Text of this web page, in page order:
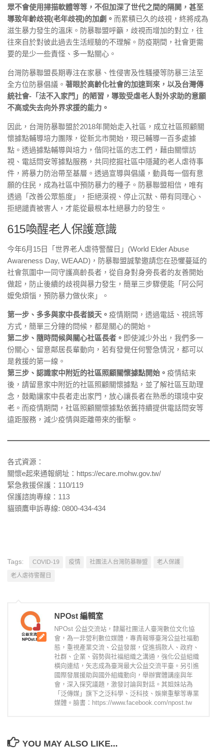
眾不會使用掃描軟體等等，不但加深了世代之間的隔閡，甚至
導致年齡歧視(老年歧視)的加劇。 而累積已久的歧視，終將成為
滋生暴力發生的溫床。防暴聯盟呼籲，歧視而增加的對立，往
往來自於對彼此過去生活經驗的不理解。防疫期間，社會更需
要的是少一些責怪、多一點關心。
台灣防暴聯盟長期專注在家暴、性侵害及性騷擾等防暴三法至
全方位防暴倡議。 著眼於高齡化社會的加速到來，以及台灣傳
統社會-「法不入家門」的陋習，導致受虐老人對外求助的意願
不高或失去向外界求援的能力。
因此，台灣防暴聯盟於2018年開始走入社區，成立社區照顧關
懷據點輔導培力團隊，從新北市開始，現已輔導一百多處據
點。透過據點輔導與培力，偕同社區的志工們，藉由關懷訪
視、電話問安等據點服務，共同挖掘社區中隱藏的老人虐待事
件，將暴力防治帶至基層。透過宣導與倡議，動員每一個有意
願的住民，成為社區中預防暴力的種子。防暴聯盟相信，唯有
透過「改善公眾態度」，拒絕漠視、停止沉默、帶有同理心、
拒絕譴責被害人，才能從最根本杜絕暴力的發生。
615喚醒老人保護意識
今年6月15日「世界老人虐待警醒日」(World Elder Abuse
Awareness Day, WEAAD)，防暴聯盟誠摯邀請您在恐懼蔓延的
社會氛圍中一同守護高齡長者，從自身對身旁長者的友善開始
做起，防止後續的歧視與暴力發生，簡單三步驟便能「阿公阿
嬤免煩惱，預防暴力做伙來」。
第一步、多多與家中長者談天。 疫情期間，透過電話、視訊等
方式，簡單三分鐘的問候，都是關心的開始。
第二步、隨時問候與關心社區長者。 即使減少外出，我們多一
份關心、留意鄰居長輩動向，若有發覺任何警急情況，都可以
是救援的第一線。
第三步、認識家中附近的社區照顧關懷據點開始。 疫情結束
後，請留意家中附近的社區照顧關懷據點，並了解社區互助理
念，鼓勵讓家中長者走出家門，放心讓長者在熟悉的環境中安
老。而疫情期間，社區照顧關懷據點依舊持續提供電話問安等
遠距服務，減少疫情與距離帶來的衝擊。
各式資源：
關懷e起來通報網址：https://ecare.mohw.gov.tw/
緊急救援保護：110/119
保護諮詢專線：113
貓頭鷹申訴專線: 0800-434-434
Tags: COVID-19 疫情 社團法人台灣防暴聯盟
老人保護
老人虐待警醒日
NPOst 編輯室
NPOst 公益交流站，隸屬社團法人臺灣數位文化協
會，為一非營利數位媒體，專責報導臺灣公益社福動
態，重視產業交流、公益發展，促進捐款人、政府、
社群、企業、弱勢與社福組織之溝通，強化公益組織
橫向連結，矢志成為臺灣最大公益交流平臺。另引進
國際發展援助與國外組織動向，舉辦實體講座與年
會，深入探究議題，激發討論與對話。其姐妹站為
「泛傳媒」旗下之泛科學、泛科技、娛樂重擊等專業
媒體。臉書：https://www.facebook.com/npost.tw
YOU MAY ALSO LIKE...